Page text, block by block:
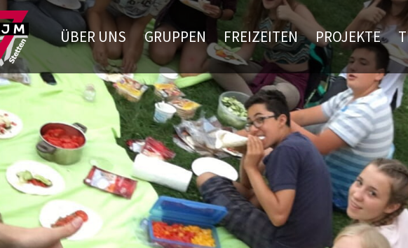
ÜBER UNS GRUPPEN FREIZEITEN PROJEKTE